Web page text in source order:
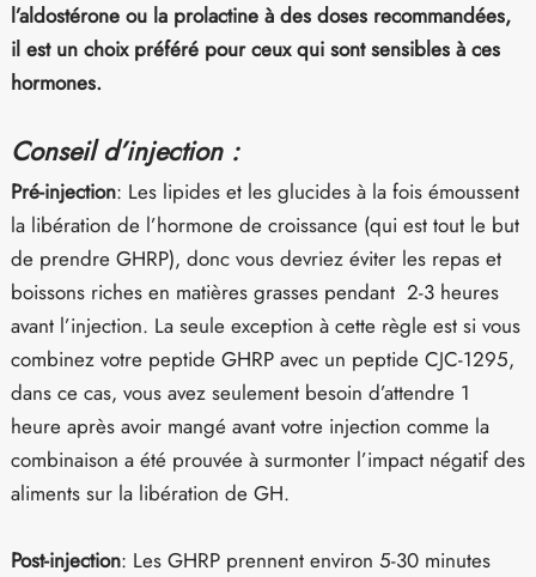
l’aldostérone ou la prolactine à des doses recommandées,
il est un choix préféré pour ceux qui sont sensibles à ces
hormones.
Conseil d’injection :
Pré-injection: Les lipides et les glucides à la fois émoussent
la libération de l’hormone de croissance (qui est tout le but
de prendre GHRP), donc vous devriez éviter les repas et
boissons riches en matières grasses pendant 2-3 heures
avant l’injection. La seule exception à cette règle est si vous
combinez votre peptide GHRP avec un peptide CJC-1295,
dans ce cas, vous avez seulement besoin d’attendre 1
heure après avoir mangé avant votre injection comme la
combinaison a été prouvée à surmonter l’impact négatif des
aliments sur la libération de GH.
Post-injection: Les GHRP prennent environ 5-30 minutes